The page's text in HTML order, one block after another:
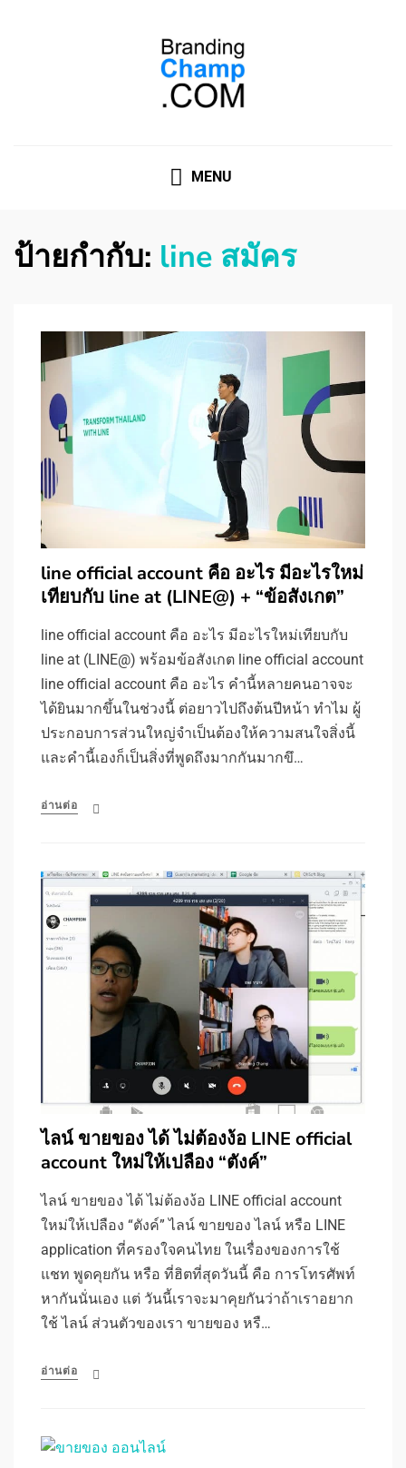
MENU
ป้ายกำกับ: line สมัคร
line official account คือ อะไร มีอะไรใหม่
เทียบกับ line at (LINE@) + “ข้อสังเกต”
line official account คือ อะไร มีอะไรใหม่เทียบกับ
line at (LINE@) พร้อมข้อสังเกต line official account
line official account คือ อะไร คำนี้หลายคนอาจจะ
ได้ยินมากขึ้นในช่วงนี้ ต่อยาวไปถึงต้นปีหน้า ทำไม ผู้
ประกอบการส่วนใหญ่จำเป็นต้องให้ความสนใจสิ่งนี้
และคำนี้เองก็เป็นสิ่งที่พูดถึงมากกันมากขึ…
อ่านต่อ
ไลน์ ขายของ ได้ ไม่ต้องง้อ LINE official
account ใหม่ให้เปลือง “ตังค์”
ไลน์ ขายของ ได้ ไม่ต้องง้อ LINE official account
ใหม่ให้เปลือง “ตังค์” ไลน์ ขายของ ไลน์ หรือ LINE
application ที่ครองใจคนไทย ในเรื่องของการใช้
แชท พูดคุยกัน หรือ ที่ฮิตที่สุดวันนี้ คือ การโทรศัพท์
หากันนั่นเอง แต่ วันนี้เราจะมาคุยกันว่าถ้าเราอยาก
ใช้ ไลน์ ส่วนตัวของเรา ขายของ หรื…
อ่านต่อ